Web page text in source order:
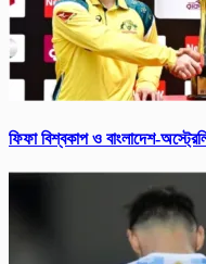
ফিফা বিশ্ব‌কাপ ও বাংলাদেশ-